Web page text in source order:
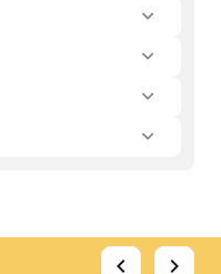
chevron_left chevron_right